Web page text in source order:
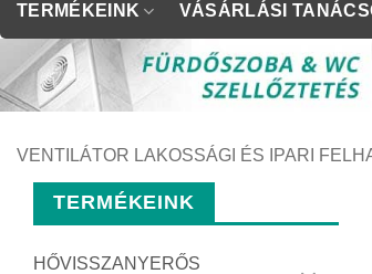
TERMÉKEINK VÁSÁRLÁSI
VENTILÁTOR LAKOSSÁGI ÉS IPARI
TERMÉKEINK
HŐVISSZANYERŐS